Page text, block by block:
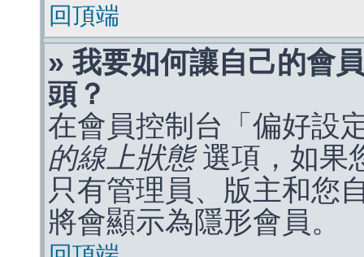
回頂端
» 我要如何讓自己的會
頭？
在會員控制台「偏好設
的線上狀態選項，如果
只有管理員、版主和您
將會顯示為隱形會員。